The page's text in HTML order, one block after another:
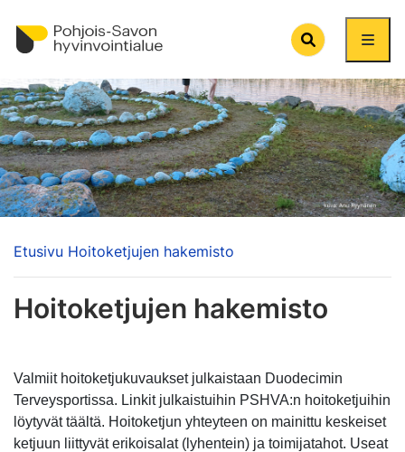
Search
Etusivu Hoitoketjujen hakemisto
Hoitoketjujen hakemisto
Valmiit hoitoketjukuvaukset julkaistaan Duodecimin
Terveysportissa. Linkit julkaistuihin PSHVA:n hoitoketjuihin
löytyvät täältä. Hoitoketjun yhteyteen on mainittu keskeiset
ketjuun liittyvät erikoisalat (lyhentein) ja toimijatahot. Useat